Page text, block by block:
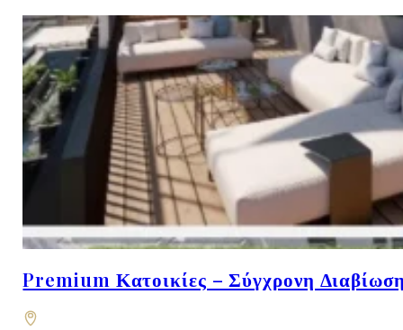
Premium Κατοικίες – Σύγχρονη